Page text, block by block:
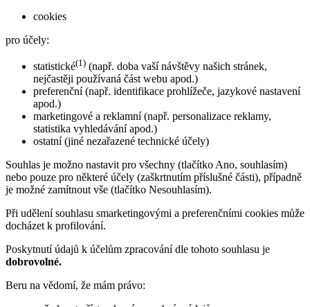
cookies
pro účely:
statistické(1) (např. doba vaší návštěvy našich stránek,
nejčastěji používaná část webu apod.)
preferenční (např. identifikace prohlížeče, jazykové nastavení
apod.)
marketingové a reklamní (např. personalizace reklamy,
statistika vyhledávání apod.)
ostatní (jiné nezařazené technické účely)
Souhlas je možno nastavit pro všechny (tlačítko Ano, souhlasím)
nebo pouze pro některé účely (zaškrtnutím příslušné části), případně
je možné zamítnout vše (tlačítko Nesouhlasím).
Při udělení souhlasu smarketingovými a preferenčními cookies může
docházet k profilování.
Poskytnutí údajů k účelům zpracování dle tohoto souhlasu je
dobrovolné.
Beru na vědomí, že mám právo: